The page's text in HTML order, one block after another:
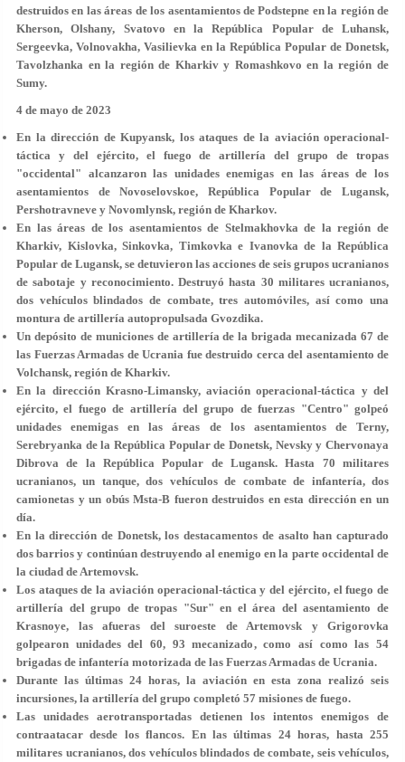
destruidos en las áreas de los asentamientos de Podstepne en la región de
Kherson, Olshany, Svatovo en la República Popular de Luhansk,
Sergeevka, Volnovakha, Vasilievka en la República Popular de Donetsk,
Tavolzhanka en la región de Kharkiv y Romashkovo en la región de
Sumy.
4 de mayo de 2023
En la dirección de Kupyansk, los ataques de la aviación operacional-
táctica y del ejército, el fuego de artillería del grupo de tropas
"occidental" alcanzaron las unidades enemigas en las áreas de los
asentamientos de Novoselovskoe, República Popular de Lugansk,
Pershotravneve y Novomlynsk, región de Kharkov.
En las áreas de los asentamientos de Stelmakhovka de la región de
Kharkiv, Kislovka, Sinkovka, Timkovka e Ivanovka de la República
Popular de Lugansk, se detuvieron las acciones de seis grupos ucranianos
de sabotaje y reconocimiento. Destruyó hasta 30 militares ucranianos,
dos vehículos blindados de combate, tres automóviles, así como una
montura de artillería autopropulsada Gvozdika.
Un depósito de municiones de artillería de la brigada mecanizada 67 de
las Fuerzas Armadas de Ucrania fue destruido cerca del asentamiento de
Volchansk, región de Kharkiv.
En la dirección Krasno-Limansky, aviación operacional-táctica y del
ejército, el fuego de artillería del grupo de fuerzas "Centro" golpeó
unidades enemigas en las áreas de los asentamientos de Terny,
Serebryanka de la República Popular de Donetsk, Nevsky y Chervonaya
Dibrova de la República Popular de Lugansk. Hasta 70 militares
ucranianos, un tanque, dos vehículos de combate de infantería, dos
camionetas y un obús Msta-B fueron destruidos en esta dirección en un
día.
En la dirección de Donetsk, los destacamentos de asalto han capturado
dos barrios y continúan destruyendo al enemigo en la parte occidental de
la ciudad de Artemovsk.
Los ataques de la aviación operacional-táctica y del ejército, el fuego de
artillería del grupo de tropas "Sur" en el área del asentamiento de
Krasnoye, las afueras del suroeste de Artemovsk y Grigorovka
golpearon unidades del 60, 93 mecanizado, como así como las 54
brigadas de infantería motorizada de las Fuerzas Armadas de Ucrania.
Durante las últimas 24 horas, la aviación en esta zona realizó seis
incursiones, la artillería del grupo completó 57 misiones de fuego.
Las unidades aerotransportadas detienen los intentos enemigos de
contraatacar desde los flancos. En las últimas 24 horas, hasta 255
militares ucranianos, dos vehículos blindados de combate, seis vehículos,